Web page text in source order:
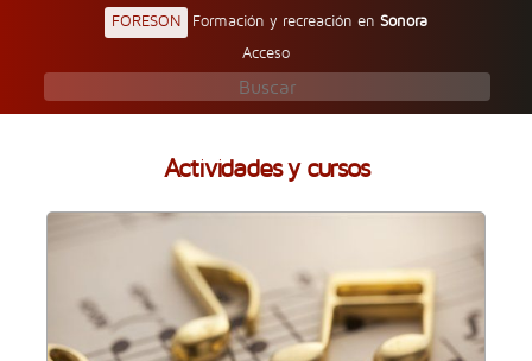
FORESON Formación y recreación en Sonora
Acceso
Actividades y cursos